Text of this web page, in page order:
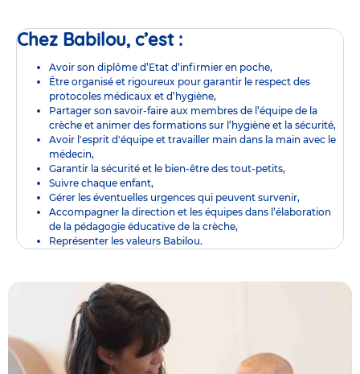
Chez Babilou, c’est :
Avoir son diplôme d’Etat d’infirmier en poche,
Être organisé et rigoureux pour garantir le respect des
protocoles médicaux et d’hygiène,
Partager son savoir-faire aux membres de l’équipe de la
crèche et animer des formations sur l’hygiène et la sécurité,
Avoir l'esprit d'équipe et travailler main dans la main avec le
médecin,
Garantir la sécurité et le bien-être des tout-petits,
Suivre chaque enfant,
Gérer les éventuelles urgences qui peuvent survenir,
Accompagner la direction et les équipes dans l’élaboration
de la pédagogie éducative de la crèche,
Représenter les valeurs Babilou.